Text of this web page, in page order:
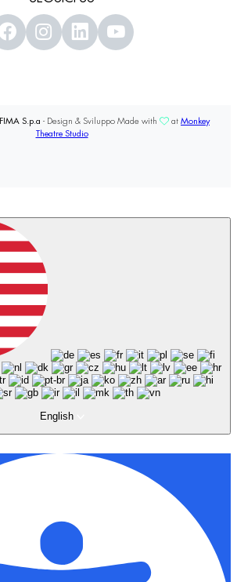
FIMA S.p.a - Design & Sviluppo Made with at Monkey
Theatre Studio
English